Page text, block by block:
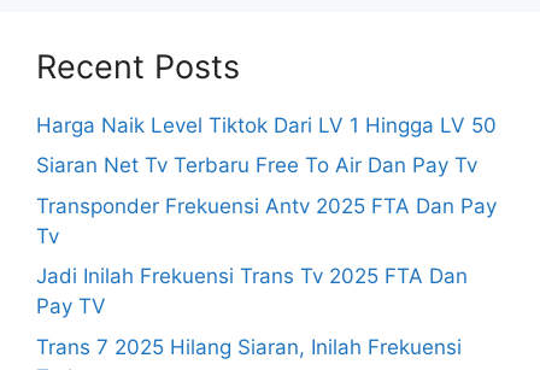
Recent Posts
Harga Naik Level Tiktok Dari LV 1 Hingga LV 50
Siaran Net Tv Terbaru Free To Air Dan Pay Tv
Transponder Frekuensi Antv 2025 FTA Dan Pay
Tv
Jadi Inilah Frekuensi Trans Tv 2025 FTA Dan
Pay TV
Trans 7 2025 Hilang Siaran, Inilah Frekuensi